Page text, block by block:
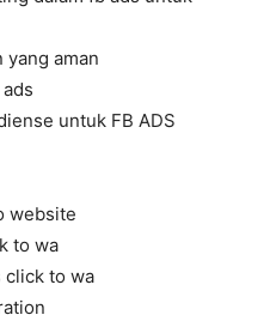
yang aman
untuk FB ADS
website
to wa
click to wa